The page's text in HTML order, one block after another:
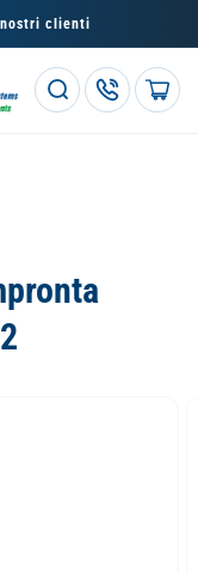
clienti
Carrello